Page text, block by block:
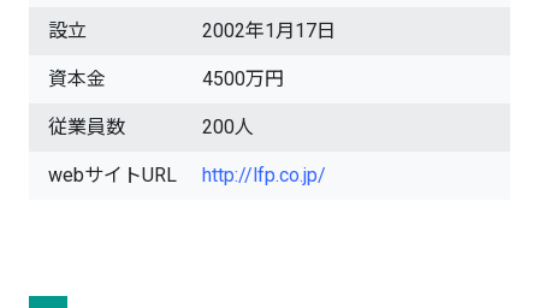
設立
2002年1月17日
資本金 4500万円
従業員数 200人
webサイトURL http://lfp.co.jp/